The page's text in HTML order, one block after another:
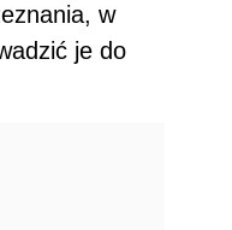
w
je do